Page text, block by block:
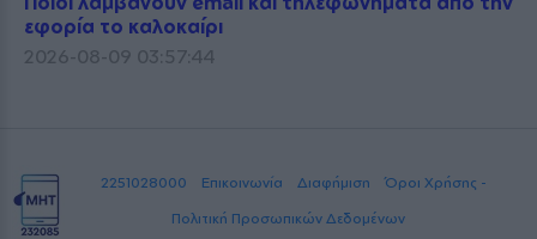
εφορία το καλοκαίρι
2026-08-09 03:57:44
2251028000 Επικοινωνία Διαφήμιση
Όροι Χρήσης -
Πολιτική Προσωπικών Δεδομένων